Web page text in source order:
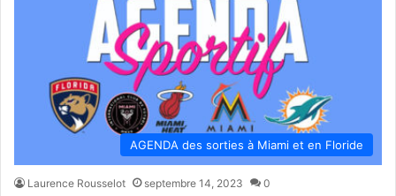
AGENDA des sorties à Miami et en Floride
Laurence Rousselot septembre 14, 2023 0